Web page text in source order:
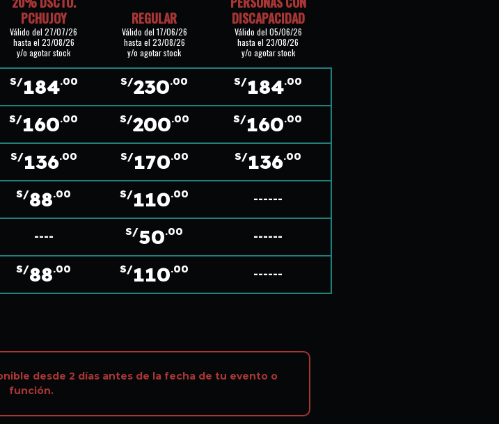
PCHUJOY
Válido del 27/07/26
hasta el 23/08/26
y/o agotar stock
REGULAR
Válido del 17/06/26
hasta el 23/08/26
y/o agotar stock
DISCAPACIDAD
Válido del 05/06/26
hasta el 23/08/26
y/o agotar stock
S/184.00 S/230.00 S/184.00
S/160.00 S/200.00 S/160.00
S/136.00 S/170.00 S/136.00
S/88.00 S/110.00 ------
---- S/50.00 ------
S/88.00 S/110.00 ------
desde 2 días antes de la fecha de tu evento o
función.